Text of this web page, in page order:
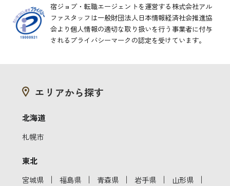
宿ジョブ・転職エージェントを運営する株式会社アル
ファスタッフは一般財団法人日本情報経済社会推進協
会より個人情報の適切な取り扱いを行う事業者に付与
されるプライバシーマークの認定を受けています。
エリアから探す
北海道
札幌市
東北
宮城県 ｜ 福島県 ｜ 青森県 ｜ 岩手県 ｜ 山形県 ｜